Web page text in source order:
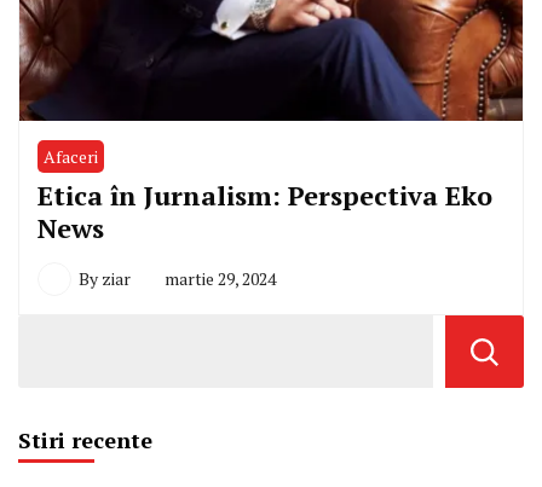
Afaceri
Etica în Jurnalism: Perspectiva Eko
News
By ziar martie 29, 2024
Stiri recente